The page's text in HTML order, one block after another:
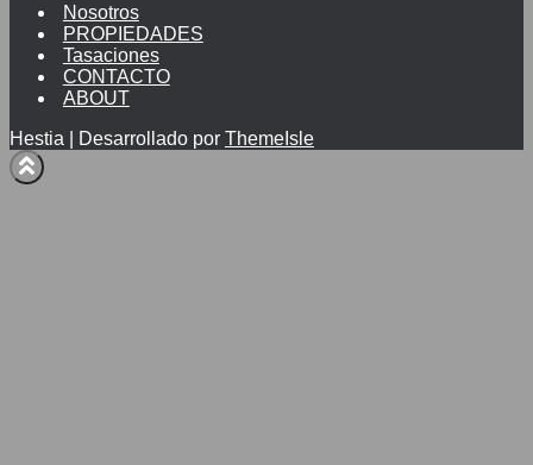
Nosotros
PROPIEDADES
Tasaciones
CONTACTO
ABOUT
Hestia | Desarrollado por ThemeIsle